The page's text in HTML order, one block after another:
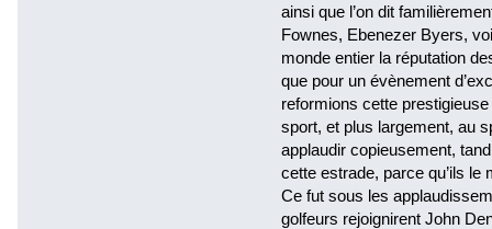
ainsi que l’on dit
Fownes, Ebenezer Byers,
monde entier la réputation
que pour un évènement
reformions cette
sport, et plus largement, au
applaudir copieusement,
cette estrade, parce qu’ils le
Ce fut sous les
golfeurs rejoignirent John